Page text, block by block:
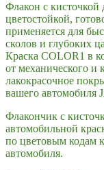
Флакон с
цветостойкой,
применяется для
сколов и глубоких
Краска COLOR1 в
от механического и
лакокрасочное
вашего автомобиля
Флакончик с
автомобильной
по цветовым кодам
автомобиля.